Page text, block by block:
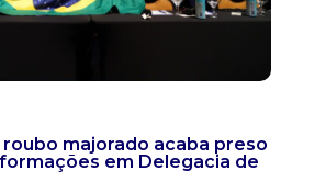
majorado acaba preso
em Delegacia de